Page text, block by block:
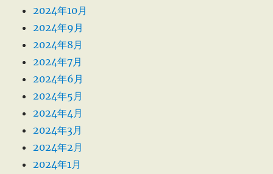
2024年10月
2024年9月
2024年8月
2024年7月
2024年6月
2024年5月
2024年4月
2024年3月
2024年2月
2024年1月